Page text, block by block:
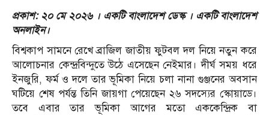
প্রকাশ: ২০ মে ২০২৬ । একটি বাংলাদেশ ডেস্ক । একটি বাংলাদেশ
অনলাইন।
বিশ্বকাপ সামনে রেখে ব্রাজিল জাতীয় ফুটবল দল নিয়ে নতুন করে
আলোচনার কেন্দ্রবিন্দুতে উঠে এসেছেন নেইমার। দীর্ঘ সময় ধরে
ইনজুরি, ফর্ম ও দলে তার ভূমিকা নিয়ে চলা নানা গুঞ্জনের অবসান
ঘটিয়ে শেষ পর্যন্ত তিনি জায়গা পেয়েছেন ২৬ সদস্যের স্কোয়াডে।
তবে এবার তার ভূমিকা আগের মতো এককেন্দ্রিক বা